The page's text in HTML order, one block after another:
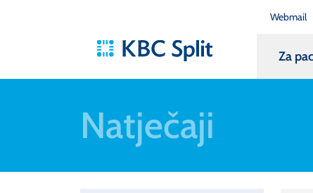
Webmail
Za
Natječaji